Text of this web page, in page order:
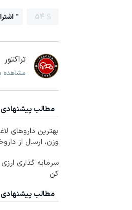
54
تراکتور
مشاهده
مطالب پیشنهادی
بهترین داروهای
وزن، ارسال از
سرمایه گذاری
کن
مطالب پیشنهادی